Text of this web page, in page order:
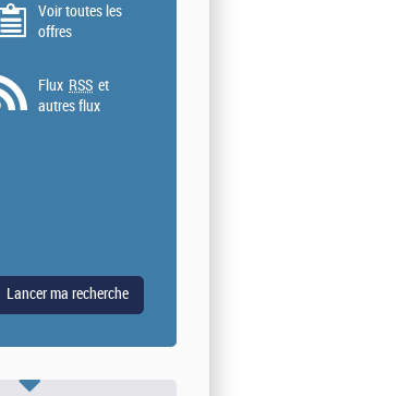
Voir toutes les
offres
Flux RSS et
autres flux